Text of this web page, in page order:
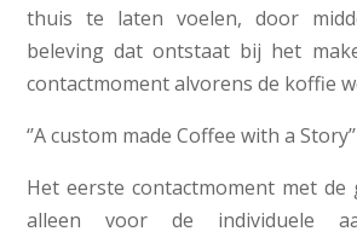
thuis te laten voelen, door
beleving dat ontstaat bij het
contactmoment alvorens de koffie
‘’A custom made Coffee with a Story’’
Het eerste contactmoment met
alleen voor de individuele